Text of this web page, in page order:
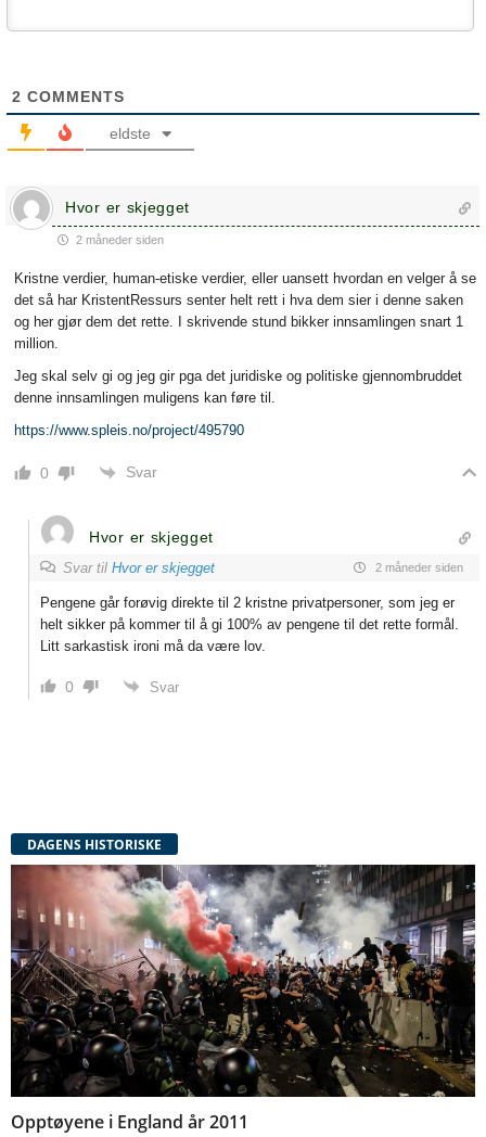
2 COMMENTS
eldste
Hvor er skjegget
2 måneder siden
Kristne verdier, human-etiske verdier, eller uansett hvordan en velger å se
det så har KristentRessurs senter helt rett i hva dem sier i denne saken
og her gjør dem det rette. I skrivende stund bikker innsamlingen snart 1
million.
Jeg skal selv gi og jeg gir pga det juridiske og politiske gjennombruddet
denne innsamlingen muligens kan føre til.
https://www.spleis.no/project/495790
0 Svar
Hvor er skjegget
Svar til Hvor er skjegget 2 måneder siden
Pengene går forøvig direkte til 2 kristne privatpersoner, som jeg er
helt sikker på kommer til å gi 100% av pengene til det rette formål.
Litt sarkastisk ironi må da være lov.
0 Svar
DAGENS HISTORISKE
Opptøyene i England år 2011